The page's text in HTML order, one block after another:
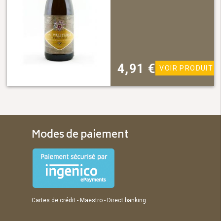
4,91 € VOIR PRODUIT
Modes de paiement
Cartes de crédit - Maestro - Direct banking